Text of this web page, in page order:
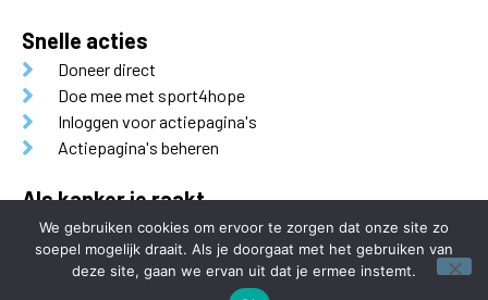
Snelle acties
Doneer direct
Doe mee met sport4hope
Inloggen voor actiepagina's
Actiepagina's beheren
Als kanker je raakt
Sport4Hope is een initiatief vanAls Kanker je Raakt.
We gebruiken cookies om ervoor te zorgen dat onze site zo
soepel mogelijk draait. Als je doorgaat met het gebruiken van
deze site, gaan we ervan uit dat je ermee instemt.